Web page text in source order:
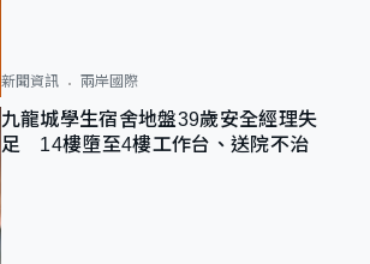
新聞資訊 兩岸國際
九龍城學生宿舍地盤39歲安全經理失
足 14樓墮至4樓工作台、送院不治